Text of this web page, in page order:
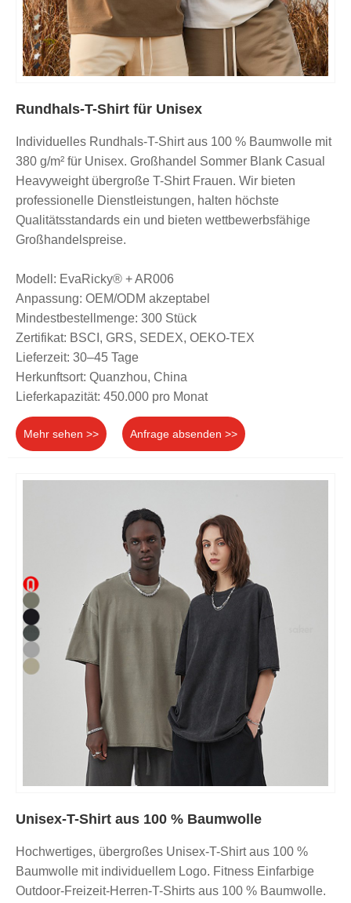
Rundhals-T-Shirt für Unisex
Individuelles Rundhals-T-Shirt aus 100 % Baumwolle mit
380 g/m² für Unisex. Großhandel Sommer Blank Casual
Heavyweight übergroße T-Shirt Frauen. Wir bieten
professionelle Dienstleistungen, halten höchste
Qualitätsstandards ein und bieten wettbewerbsfähige
Großhandelspreise.
Modell: EvaRicky® + AR006
Anpassung: OEM/ODM akzeptabel
Mindestbestellmenge: 300 Stück
Zertifikat: BSCI, GRS, SEDEX, OEKO-TEX
Lieferzeit: 30–45 Tage
Herkunftsort: Quanzhou, China
Lieferkapazität: 450.000 pro Monat
Mehr sehen >> Anfrage absenden >>
Unisex-T-Shirt aus 100 % Baumwolle
Hochwertiges, übergroßes Unisex-T-Shirt aus 100 %
Baumwolle mit individuellem Logo. Fitness Einfarbige
Outdoor-Freizeit-Herren-T-Shirts aus 100 % Baumwolle.